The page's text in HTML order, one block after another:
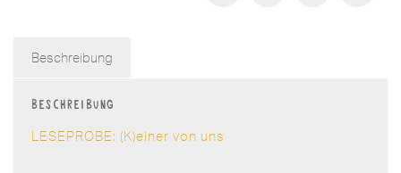
Beschreibung
Beschreibung
LESEPROBE: (K)einer von uns